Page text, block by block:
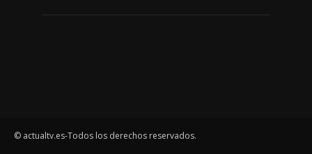
© actualtv.es-Todos los derechos reservados.